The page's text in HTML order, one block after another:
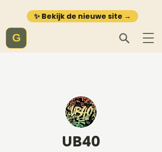
✨ Bekijk de nieuwe site →
G
UB40